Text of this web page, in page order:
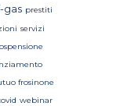
gas prestiti
servizi
frosinone
webinar